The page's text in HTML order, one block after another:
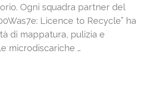
Ogni squadra partner del
Licence to Recycle” ha
di mappatura, pulizia e
microdiscariche …